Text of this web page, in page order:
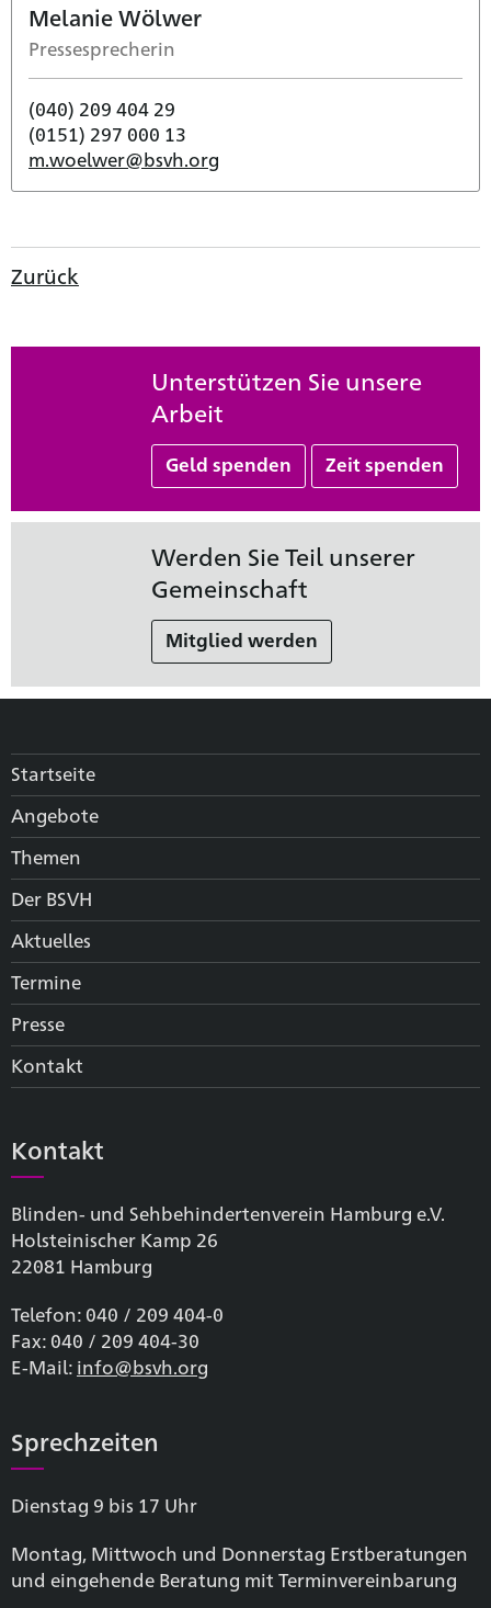
Melanie Wölwer
Pressesprecherin
(040) 209 404 29
(0151) 297 000 13
m.woelwer@bsvh.org
Zurück
Unterstützen Sie unsere
Arbeit
Geld spenden Zeit spenden
Werden Sie Teil unserer
Gemeinschaft
Mitglied werden
Startseite
Angebote
Themen
Der BSVH
Aktuelles
Termine
Presse
Kontakt
Kontakt
Blinden- und Sehbehinderten­verein Hamburg e.V.
Holsteinischer Kamp 26
22081 Hamburg
Telefon: 040 / 209 404-0
Fax: 040 / 209 404-30
E-Mail: info@bsvh.org
Sprechzeiten
Dienstag 9 bis 17 Uhr
Montag, Mittwoch und Donnerstag Erstberatungen
und eingehende Beratung mit Terminvereinbarung